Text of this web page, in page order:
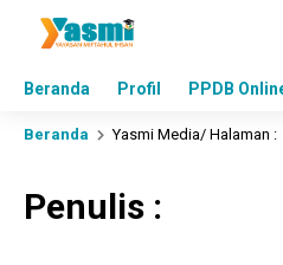
Beranda Profil PPDB
Beranda Yasmi Media/ Halaman :
Penulis :